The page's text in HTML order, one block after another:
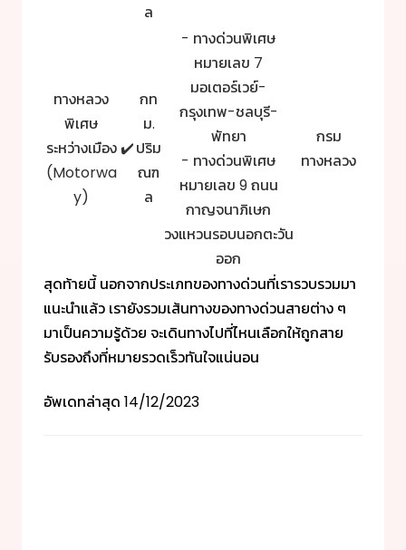
ล
ทางหลวง
พิเศษ
ระหว่างเมือง
(Motorwa
y)
✔️
กท
ม.
ปริม
ณฑ
ล
- ทางด่วนพิเศษ
หมายเลข 7
มอเตอร์เวย์-
กรุงเทพ-ชลบุรี-
พัทยา
- ทางด่วนพิเศษ
หมายเลข 9 ถนน
กาญจนาภิเษก
วงแหวนรอบนอกตะวัน
ออก
กรม
ทางหลวง
สุดท้ายนี้ นอกจากประเภทของทางด่วนที่เรารวบรวมมา
แนะนำแล้ว เรายังรวมเส้นทางของทางด่วนสายต่าง ๆ
มาเป็นความรู้ด้วย จะเดินทางไปที่ไหนเลือกให้ถูกสาย
รับรองถึงที่หมายรวดเร็วทันใจแน่นอน
อัพเดทล่าสุด 14/12/2023